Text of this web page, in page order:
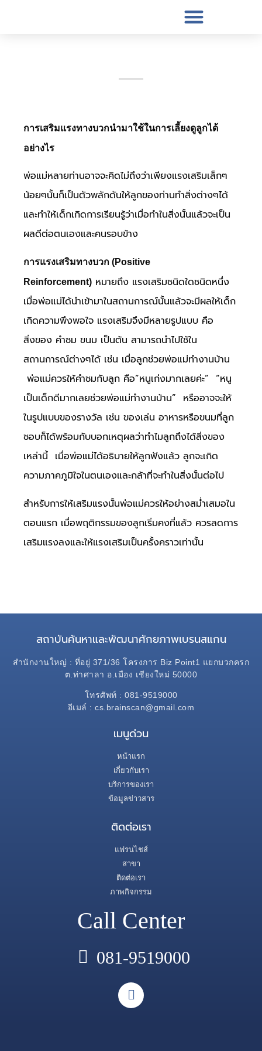
การเสริมแรงทางบวกนำมาใช้ในการเลี้ยงดูลูกได้
อย่างไร
พ่อแม่หลายท่านอาจจะคิดไม่ถึงว่าเพียงแรงเสริมเล็กๆ
น้อยๆนั้นก็เป็นตัวพลักดันให้ลูกของท่านทำสิ่งต่างๆได้
และทำให้เด็กเกิดการเรียนรู้ว่าเมื่อทำในสิ่งนั้นแล้วจะเป็น
ผลดีต่อตนเองและคนรอบข้าง
การแรงเสริมทางบวก (Positive
Reinforcement) หมายถึง แรงเสริมชนิดใดชนิดหนึ่ง
เมื่อพ่อแม่ได้นำเข้ามาในสถานการณ์นั้นแล้วจะมีผลให้เด็ก
เกิดความพึงพอใจ แรงเสริมจึงมีหลายรูปแบบ คือ
สิ่งของ คำชม ขนม เป็นต้น สามารถนำไปใช้ใน
สถานการณ์ต่างๆได้ เช่น เมื่อลูกช่วยพ่อแม่ทำงานบ้าน
พ่อแม่ควรให้คำชมกับลูก คือ”หนูเก่งมากเลยค่ะ” “หนู
เป็นเด็กดีมากเลยช่วยพ่อแม่ทำงานบ้าน” หรืออาจจะให้
ในรูปแบบของรางวัล เช่น ของเล่น อาหารหรือขนมที่ลูก
ชอบก็ได้พร้อมกับบอกเหตุผลว่าทำไมลูกถึงได้สิ่งของ
เหล่านี้ เมื่อพ่อแม่ได้อธิบายให้ลูกฟังแล้ว ลูกจะเกิด
ความภาคภูมิใจในตนเองและกล้าที่จะทำในสิ่งนั้นต่อไป
สำหรับการให้เสริมแรงนั้นพ่อแม่ควรให้อย่างสม่ำเสมอใน
ตอนแรก เมื่อพฤติกรรมของลูกเริ่มคงที่แล้ว ควรลดการ
เสริมแรงลงและให้แรงเสริมเป็นครั้งคราวเท่านั้น
สถาบันค้นหาและพัฒนาศักยภาพเบรนสแกน
สำนักงานใหญ่ : ที่อยู่ 371/36 โครงการ Biz Point1 แยกบวกครก
ต.ท่าศาลา อ.เมือง เชียงใหม่ 50000
โทรศัพท์ : 081-9519000
อีเมล์ : cs.brainscan@gmail.com
เมนูด่วน
หน้าแรก
เกี่ยวกับเรา
บริการของเรา
ข้อมูลข่าวสาร
ติดต่อเรา
แฟรนไชส์
สาขา
ติดต่อเรา
ภาพกิจกรรม
Call Center
081-9519000